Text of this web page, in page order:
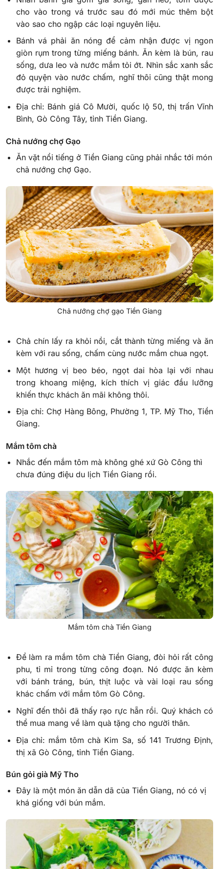
cho vào trong vá trước sau đó mới múc thêm bột
vào sao cho ngập các loại nguyên liệu.
Bánh vá phải ăn nóng để cảm nhận được vị ngon
giòn rụm trong từng miếng bánh. Ăn kèm là bún, rau
sống, dưa leo và nước mắm tỏi ớt. Nhìn sắc xanh sắc
đỏ quyện vào nước chấm, nghĩ thôi cũng thật mong
được trải nghiệm.
Địa chỉ: Bánh giá Cô Mười, quốc lộ 50, thị trấn Vĩnh
Bình, Gò Công Tây, tỉnh Tiền Giang.
Chả nướng chợ Gạo
Ăn vặt nổi tiếng ở Tiền Giang cũng phải nhắc tới món
chả nướng chợ Gạo.
Chả nướng chợ gạo Tiền Giang
Chả chín lấy ra khỏi nồi, cắt thành từng miếng và ăn
kèm với rau sống, chấm cùng nước mắm chua ngọt.
Một hương vị beo béo, ngọt dai hòa lại với nhau
trong khoang miệng, kích thích vị giác đầu lưỡng
khiến thực khách ăn mãi không thôi.
Địa chỉ: Chợ Hàng Bông, Phường 1, TP. Mỹ Tho, Tiền
Giang.
Mắm tôm chà
Nhắc đến mắm tôm mà không ghé xứ Gò Công thì
chưa đúng điệu du lịch Tiền Giang rồi.
Mắm tôm chà Tiền Giang
Để làm ra mắm tôm chà Tiền Giang, đòi hỏi rất công
phu, tỉ mỉ trong từng công đoạn. Nó được ăn kèm
với bánh tráng, bún, thịt luộc và vài loại rau sống
khác chấm với mắm tôm Gò Công.
Nghĩ đến thôi đã thấy rạo rực hẵn rồi. Quý khách có
thể mua mang về làm quà tặng cho người thân.
Địa chỉ: mắm tôm chà Kim Sa, số 141 Trương Định,
thị xã Gò Công, tỉnh Tiền Giang.
Bún gỏi già Mỹ Tho
Đây là một món ăn dẫn dã của Tiền Giang, nó có vị
khá giống với bún mắm.